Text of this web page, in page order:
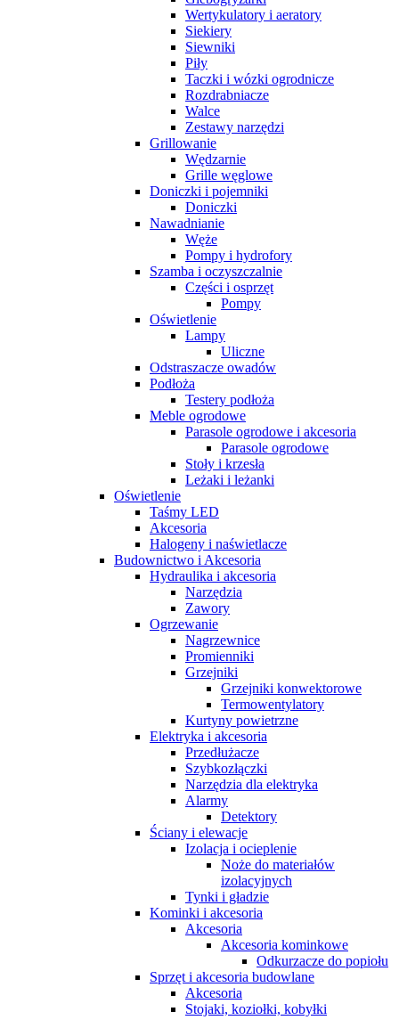
Wertykulatory i aeratory
Siekiery
Siewniki
Piły
Taczki i wózki ogrodnicze
Rozdrabniacze
Walce
Zestawy narzędzi
Grillowanie
Wędzarnie
Grille węglowe
Doniczki i pojemniki
Doniczki
Nawadnianie
Węże
Pompy i hydrofory
Szamba i oczyszczalnie
Części i osprzęt
Pompy
Oświetlenie
Lampy
Uliczne
Odstraszacze owadów
Podłoża
Testery podłoża
Meble ogrodowe
Parasole ogrodowe i akcesoria
Parasole ogrodowe
Stoły i krzesła
Leżaki i leżanki
Oświetlenie
Taśmy LED
Akcesoria
Halogeny i naświetlacze
Budownictwo i Akcesoria
Hydraulika i akcesoria
Narzędzia
Zawory
Ogrzewanie
Nagrzewnice
Promienniki
Grzejniki
Grzejniki konwektorowe
Termowentylatory
Kurtyny powietrzne
Elektryka i akcesoria
Przedłużacze
Szybkozłączki
Narzędzia dla elektryka
Alarmy
Detektory
Ściany i elewacje
Izolacja i ocieplenie
Noże do materiałów
izolacyjnych
Tynki i gładzie
Kominki i akcesoria
Akcesoria
Akcesoria kominkowe
Odkurzacze do popiołu
Sprzęt i akcesoria budowlane
Akcesoria
Stojaki, koziołki, kobyłki